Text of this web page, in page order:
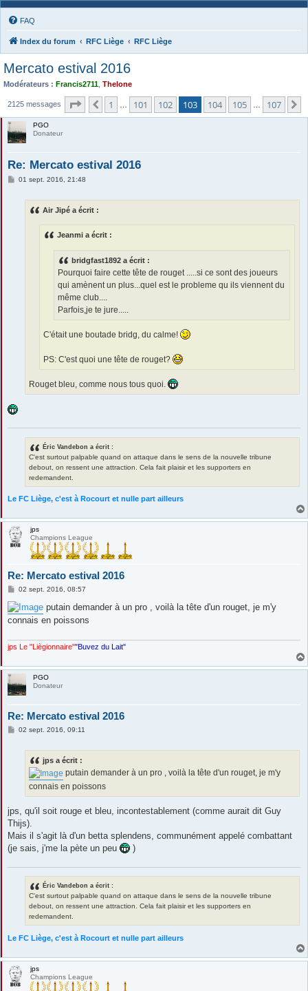
FAQ
Index du forum RFC Liège RFC Liège
Mercato estival 2016
Modérateurs : Francis2711 Thelone
2125 messages Page 103 sur107
Précédente
1 101 102 103 104 105 107
PGO
Donateur
Re: Mercato estival 2016
M01 sept. 2016, 21:48
Air Jipé a écrit :
Jeanmi a écrit :
bridgfast1892 a écrit :
Pourquoi faire cette tête de rouget .....si ce sont des joueurs
qui amènent un plus...quel est le probleme qu ils viennent du
même club....
Parfois,je te jure.....
C'était une boutade bridg, du calme!
PS: C'est quoi une tête de rouget?
Rouget bleu, comme nous tous quoi.
Éric Vandebon a écrit :
C'est surtout palpable quand on attaque dans le sens de la nouvelle tribune
debout, on ressent une attraction. Cela fait plaisir et les supporters en
redemandent.
Le FC Liège, c'est à Rocourt et nulle part ailleurs
jps
Champions League
Re: Mercato estival 2016
M
s
s
a
02 sept. 2016, 08:57
putain demander à un pro , voilà la tête d'un rouget, je m'y
connais en poissons
jps Le "Liègionnaire""Buvez du Lait"
PGO
Donateur
Re: Mercato estival 2016
M02 sept. 2016, 09:11
jps a écrit :
putain demander à un pro , voilà la tête d'un rouget, je m'y
connais en poissons
jps, qu'il soit rouge et bleu, incontestablement (comme aurait dit Guy
Thijs).
Mais il s'agit là d'un betta splendens, communément appelé combattant
(je sais, j'me la pète un peu
)
Éric Vandebon a écrit :
C'est surtout palpable quand on attaque dans le sens de la nouvelle tribune
debout, on ressent une attraction. Cela fait plaisir et les supporters en
redemandent.
Le FC Liège, c'est à Rocourt et nulle part ailleurs
jps
Champions League